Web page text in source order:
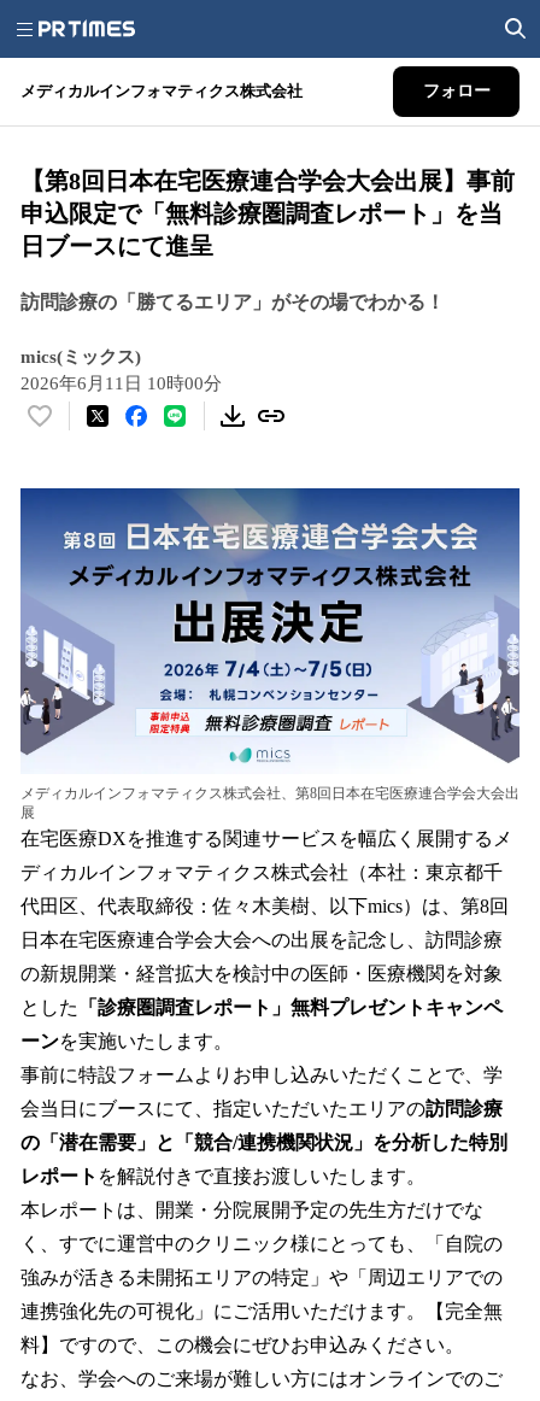
メディカルインフォマティクス株式会社 フォロー
【第8回日本在宅医療連合学会大会出展】事前
申込限定で「無料診療圏調査レポート」を当
日ブースにて進呈
訪問診療の「勝てるエリア」がその場でわかる！
mics(ミックス)
2026年6月11日 10時00分
い
込
中
で
す
メディカルインフォマティクス株式会社、第8回日本在宅医療連合学会大会出
展
在宅医療DXを推進する関連サービスを幅広く展開するメ
ディカルインフォマティクス株式会社（本社：東京都千
代田区、代表取締役：佐々木美樹、以下mics）は、第8回
日本在宅医療連合学会大会への出展を記念し、訪問診療
の新規開業・経営拡大を検討中の医師・医療機関を対象
とした
「診療圏調査レポート」無料プレゼントキャンペ
ーンを実施いたします。
事前に特設フォームよりお申し込みいただくことで、学
会当日にブースにて、指定いただいたエリアの訪問診療
の「潜在需要」と「競合/連携機関状況」を分析した特別
レポート を解説付きで直接お渡しいたします。
本レポートは、開業・分院展開予定の先生方だけでな
く、すでに運営中のクリニック様にとっても、「自院の
強みが活きる未開拓エリアの特定」や「周辺エリアでの
連携強化先の可視化」にご活用いただけます。【完全無
料】ですので、この機会にぜひお申込みください。
なお、学会へのご来場が難しい方にはオンラインでのご